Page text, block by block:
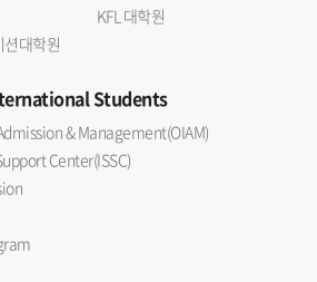
KFL 대학원
대학원
Students
& Management(OIAM)
Center(ISSC)